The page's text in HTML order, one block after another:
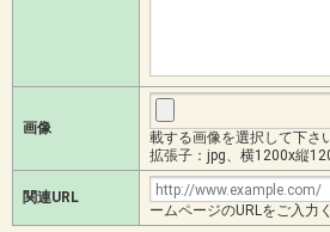
画像
載する画像を選択して下さ
拡張子：jpg、横1200x縦
関連URL
ームページのURLをご入力